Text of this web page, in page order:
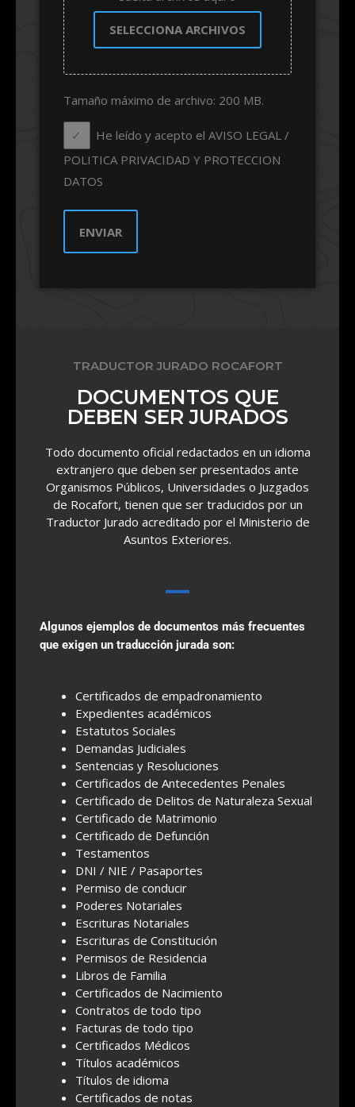
SELECCIONA ARCHIVOS
Tamaño máximo de archivo: 200 MB.
He leído y acepto el AVISO LEGAL /
POLITICA PRIVACIDAD Y PROTECCION
DATOS
TRADUCTOR JURADO ROCAFORT
DOCUMENTOS QUE
DEBEN SER JURADOS
Todo documento oficial redactados en un idioma
extranjero que deben ser presentados ante
Organismos Públicos, Universidades o Juzgados
de Rocafort, tienen que ser traducidos por un
Traductor Jurado acreditado por el Ministerio de
Asuntos Exteriores.
Algunos ejemplos de documentos más frecuentes
que exigen un traducción jurada son:
Certificados de empadronamiento
Expedientes académicos
Estatutos Sociales
Demandas Judiciales
Sentencias y Resoluciones
Certificados de Antecedentes Penales
Certificado de Delitos de Naturaleza Sexual
Certificado de Matrimonio
Certificado de Defunción
Testamentos
DNI / NIE / Pasaportes
Permiso de conducir
Poderes Notariales
Escrituras Notariales
Escrituras de Constitución
Permisos de Residencia
Libros de Familia
Certificados de Nacimiento
Contratos de todo tipo
Facturas de todo tipo
Certificados Médicos
Títulos académicos
Títulos de idioma
Certificados de notas